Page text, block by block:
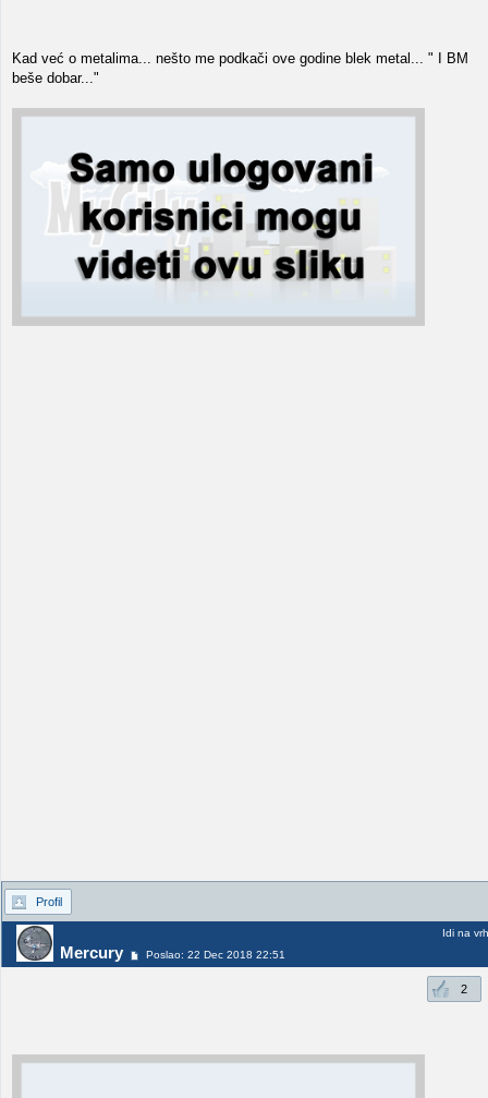
Kad već o metalima... nešto me podkači ove godine blek metal... " I BM
beše dobar..."
Profil
Mercury Poslao: 22 Dec 2018 22:51
Idi na vrh
2